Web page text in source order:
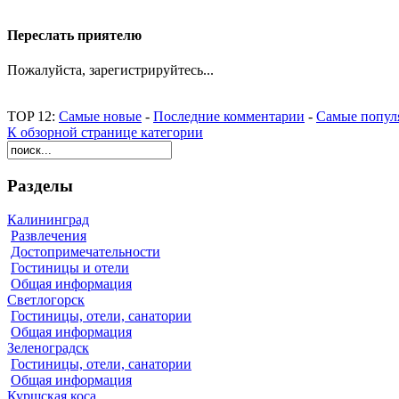
Переслать приятелю
Пожалуйста, зарегистрируйтесь...
TOP 12: Самые новые - Последние комментарии - Самые
К обзорной странице категории
Разделы
Калининград
Развлечения
Достопримечательности
Гостиницы и отели
Общая информация
Светлогорск
Гостиницы, отели, санатории
Общая информация
Зеленоградск
Гостиницы, отели, санатории
Общая информация